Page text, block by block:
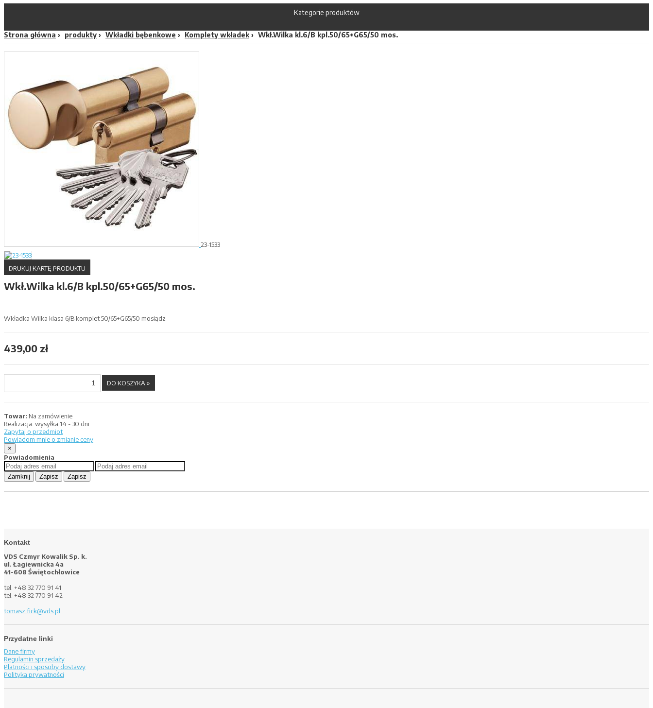
Kategorie produktów
Strona główna produkty Wkładki bębenkowe Komplety wkładek Wkł.Wilka kl.6/B kpl.50/65+G65/50 mos.
23-1533
DRUKUJ KARTĘ PRODUKTU
Wkł.Wilka kl.6/B kpl.50/65+G65/50 mos.
Wkładka Wilka klasa 6/B komplet 50/65+G65/50 mosiądz
439,00 zł
Towar: Na zamówienie
Realizacja: wysyłka 14 - 30 dni
Zapytaj o przedmiot
Powiadom mnie o zmianie ceny
×
Powiadomienia
Zamknij Zapisz Zapisz
Kontakt
VDS Czmyr Kowalik Sp. k.
ul. Łagiewnicka 4a
41-608 Świętochłowice
tel. +48 32 770 91 41
tel. +48 32 770 91 42
tomasz.fick@vds.pl
Przydatne linki
Dane firmy
Regulamin sprzedaży
Płatności i sposoby dostawy
Polityka prywatności